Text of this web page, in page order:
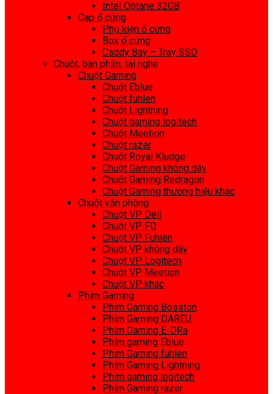
Intel Optane 32GB
Cap ổ cứng
Phụ kiện ổ cứng
Box ổ cứng
Caddy Bay – Tray SSD
Chuột, bàn phím, tai nghe
Chuột Gaming
Chuột Eblue
Chuột fuhlen
Chuột Lightning
Chuột gaming logitech
Chuột Meetion
Chuột razer
Chuột Royal Kludge
Chuột Gaming không dây
Chuột Gaming Redragon
Chuột Gaming thương hiệu khác
Chuột văn phòng
Chuột VP Dell
Chuột VP FD
Chuột VP Fuhlen
Chuột VP không dây
Chuột VP Logitech
Chuột VP Meetion
Chuột VP khác
Phím Gaming
Phím Gaming Bosston
Phím Gaming DAREU
Phím Gaming E-DRa
Phím gaming Eblue
Phím Gaming fuhlen
Phím Gaming Lightning
Phím gaming logitech
Phím Gaming razer